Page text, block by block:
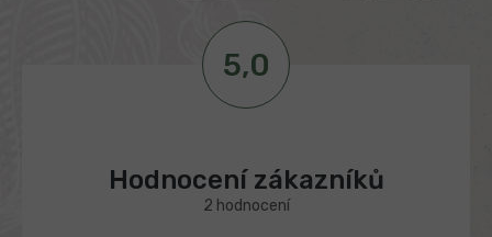
5,0
hodnocení
produktu
je
2 hodnocení